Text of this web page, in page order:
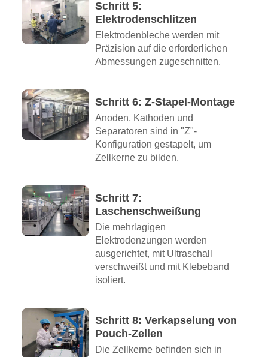
Schritt 5:
Elektrodenschlitzen
Elektrodenbleche werden mit
Präzision auf die erforderlichen
Abmessungen zugeschnitten.
Schritt 6: Z-Stapel-Montage
Anoden, Kathoden und
Separatoren sind in "Z"-
Konfiguration gestapelt, um
Zellkerne zu bilden.
Schritt 7:
Laschenschweißung
Die mehrlagigen
Elektrodenzungen werden
ausgerichtet, mit Ultraschall
verschweißt und mit Klebeband
isoliert.
Schritt 8: Verkapselung von
Pouch-Zellen
Die Zellkerne befinden sich in